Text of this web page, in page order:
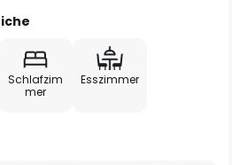
Schlafzim
mer
Esszimmer